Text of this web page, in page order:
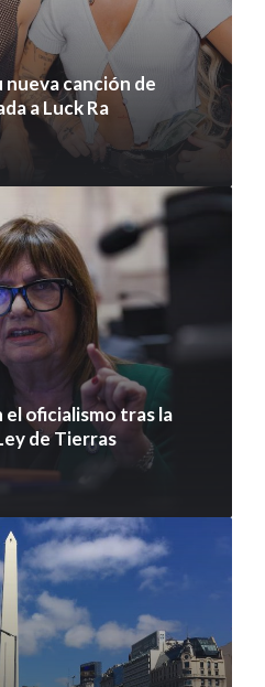
nueva canción de
a Luck Ra
el oficialismo tras la
de Tierras